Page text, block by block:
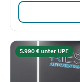
5.990 € unter UPE